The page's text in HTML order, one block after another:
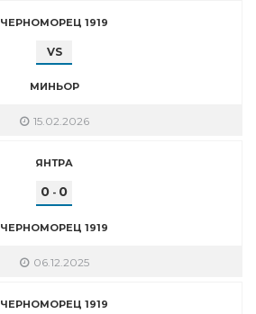
ЧЕРНОМОРЕЦ 1919
VS
МИНЬОР
15.02.2026
ЯНТРА
0 - 0
ЧЕРНОМОРЕЦ 1919
06.12.2025
ЧЕРНОМОРЕЦ 1919